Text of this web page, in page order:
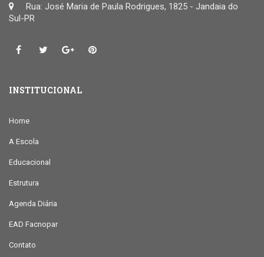
Rua: José Maria de Paula Rodrigues, 1825 - Jandaia do
Sul-PR
INSTITUCIONAL
Home
A Escola
Educacional
Estrutura
Agenda Diária
EAD Facnopar
Contato